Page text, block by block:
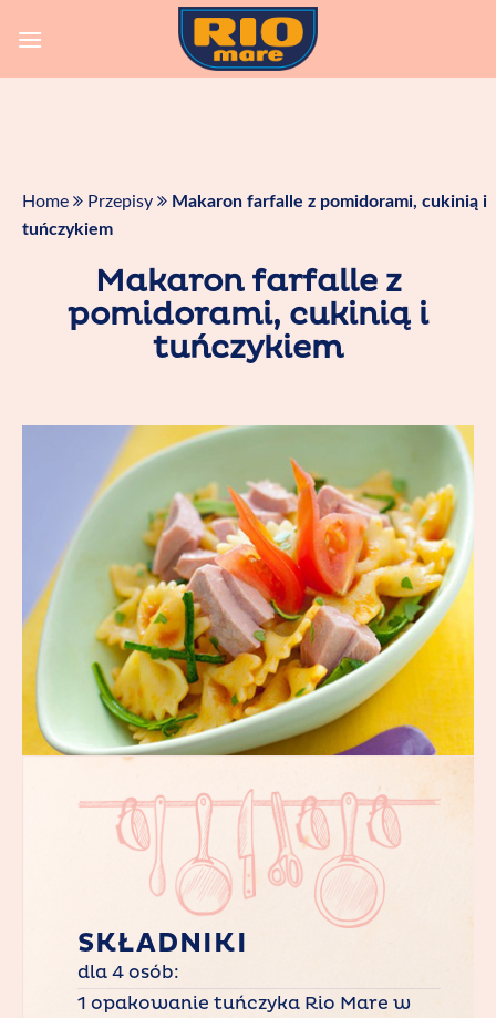
Home Przepisy
Makaron farfalle z pomidorami, cukinią i
tuńczykiem
Makaron farfalle z
pomidorami, cukinią i
tuńczykiem
SKŁADNIKI
dla 4 osób:
1 opakowanie tuńczyka Rio Mare w